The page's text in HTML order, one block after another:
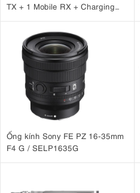
TX + 1 Mobile RX + Charging
Ống kính Sony FE PZ 16-35mm
F4 G / SELP1635G